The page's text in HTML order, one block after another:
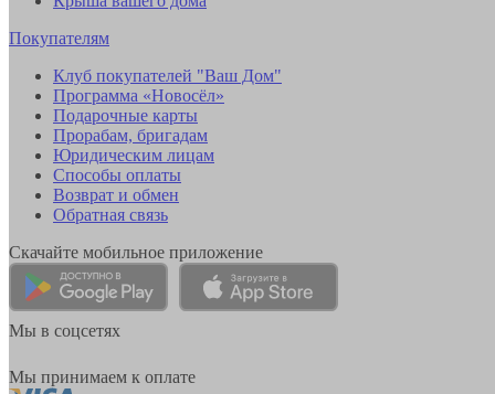
Покупателям
Клуб покупателей "Ваш Дом"
Программа «Новосёл»
Подарочные карты
Прорабам, бригадам
Юридическим лицам
Способы оплаты
Возврат и обмен
Обратная связь
Скачайте мобильное приложение
Мы в соцсетях
Мы принимаем к оплате